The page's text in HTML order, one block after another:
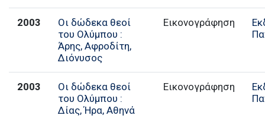
2003
Οι δώδεκα θεοί
του Ολύμπου :
Άρης, Αφροδίτη,
Διόνυσος
Εικονογράφηση
2003
Οι δώδεκα θεοί
του Ολύμπου :
Δίας, Ήρα, Αθηνά
Εικονογράφηση